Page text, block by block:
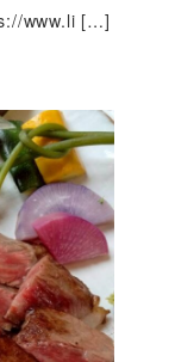
www.li […]